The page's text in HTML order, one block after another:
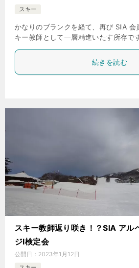
スキー
かなりのブランクを経て、再び SIA 会
キー教師として一層精進いたす所存です
続きを読む
スキー教師返り咲き！？SIA アル
ジⅠ検定会
公開日： 2023年1月12日